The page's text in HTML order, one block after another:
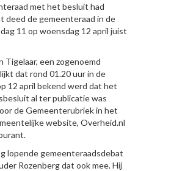
met het besluit had
deed de gemeenteraad in de
11 op woensdag 12 april juist
Tigelaar, een zogenoemd
dat rond 01.20 uur in de
12 april bekend werd dat het
al ter publicatie was
de Gemeenterubriek in het
website, Overheid.nl
lopende gemeenteraadsdebat
Rozenberg dat ook mee. Hij